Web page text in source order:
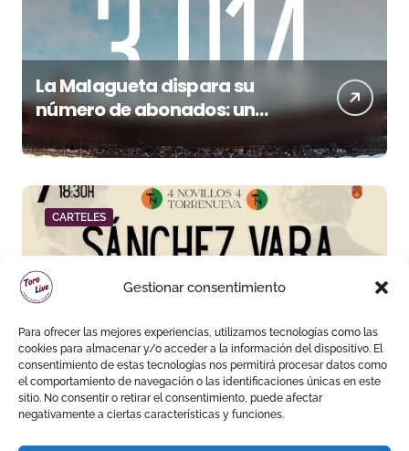
Gestionar consentimiento
Para ofrecer las mejores experiencias, utilizamos tecnologías como las
cookies para almacenar y/o acceder a la información del dispositivo. El
consentimiento de estas tecnologías nos permitirá procesar datos como
el comportamiento de navegación o las identificaciones únicas en este
sitio. No consentir o retirar el consentimiento, puede afectar
negativamente a ciertas características y funciones.
La Malagueta dispara su
número de abonados: un
aniversario
CARTELES
Sánchez Vara y Rubén Vara,
padre e hijo, juntos por
primera vez en su pueblo